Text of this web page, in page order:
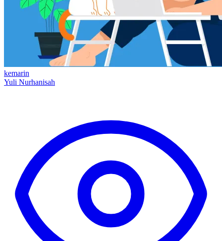
kemarin
Yuli Nurhanisah